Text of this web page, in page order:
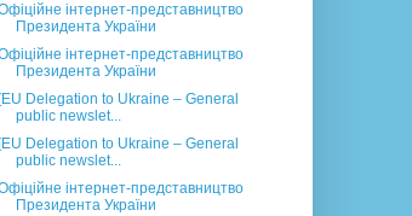
інтернет-представництво
Президента України
інтернет-представництво
Президента України
[EU Delegation to Ukraine – General
public newslet...
[EU Delegation to Ukraine – General
public newslet...
інтернет-представництво
Президента України